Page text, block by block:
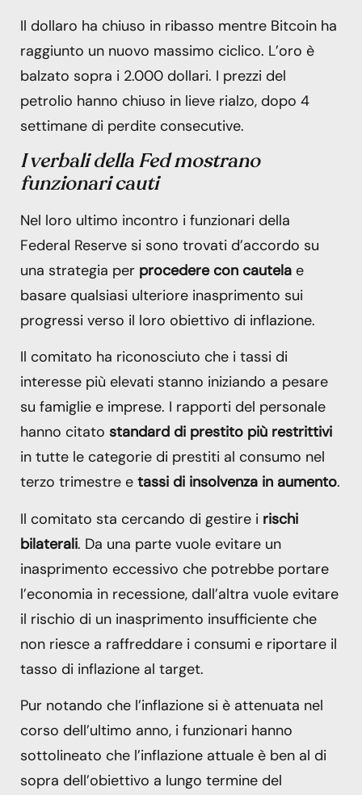
Il dollaro ha chiuso in ribasso mentre Bitcoin ha
raggiunto un nuovo massimo ciclico. L’oro è
balzato sopra i 2.000 dollari. I prezzi del
petrolio hanno chiuso in lieve rialzo, dopo 4
settimane di perdite consecutive.
I verbali della Fed mostrano
funzionari cauti
Nel loro ultimo incontro i funzionari della
Federal Reserve si sono trovati d’accordo su
una strategia per procedere con cautela e
basare qualsiasi ulteriore inasprimento sui
progressi verso il loro obiettivo di inflazione.
Il comitato ha riconosciuto che i tassi di
interesse più elevati stanno iniziando a pesare
su famiglie e imprese. I rapporti del personale
hanno citato standard di prestito più restrittivi
in tutte le categorie di prestiti al consumo nel
terzo trimestre e tassi di insolvenza in aumento.
Il comitato sta cercando di gestire i rischi
bilaterali. Da una parte vuole evitare un
inasprimento eccessivo che potrebbe portare
l’economia in recessione, dall’altra vuole evitare
il rischio di un inasprimento insufficiente che
non riesce a raffreddare i consumi e riportare il
tasso di inflazione al target.
Pur notando che l’inflazione si è attenuata nel
corso dell’ultimo anno, i funzionari hanno
sottolineato che l’inflazione attuale è ben al di
sopra dell’obiettivo a lungo termine del